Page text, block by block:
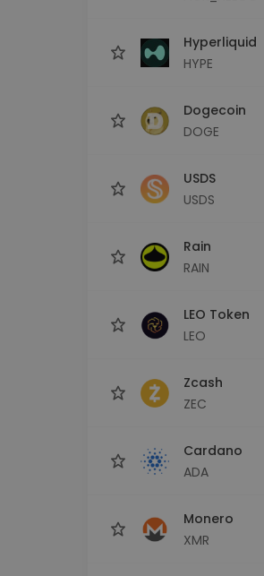
Hyperliquid
HYPE
Dogecoin
DOGE
USDS
USDS
Rain
RAIN
LEO Token
LEO
Zcash
ZEC
Cardano
ADA
Monero
XMR